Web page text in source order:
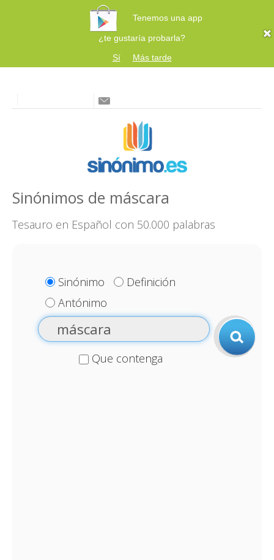
Tenemos una app
¿te gustaría probarla?
Sí
Más tarde
Sinónimos de máscara
Tesauro en Español con 50.000 palabras
Sinónimo
Definición
Antónimo
Que contenga